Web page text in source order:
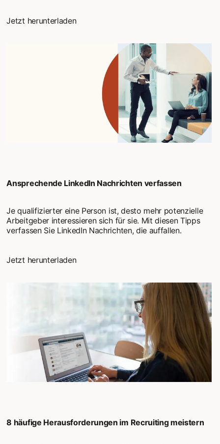
Jetzt herunterladen
Ansprechende LinkedIn Nachrichten verfassen
Je qualifizierter eine Person ist, desto mehr potenzielle
Arbeitgeber interessieren sich für sie. Mit diesen Tipps
verfassen Sie LinkedIn Nachrichten, die auffallen.
Jetzt herunterladen
8 häufige Herausforderungen im Recruiting meistern